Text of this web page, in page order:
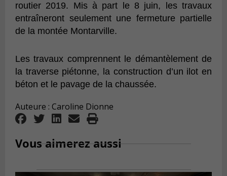
routier 2019. Mis à part le 8 juin, les travaux
entraîneront seulement une fermeture partielle
de la montée Montarville.
Les travaux comprennent le démantèlement de
la traverse piétonne, la construction d’un ilot en
béton et le pavage de la chaussée.
Auteure : Caroline Dionne
Vous aimerez aussi